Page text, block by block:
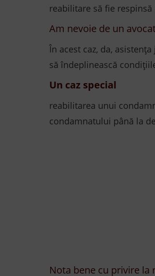
reabilitare să fie
Am nevoie de un
În acest caz, da,
să îndeplinească
Un caz special
reabilitarea unui
condamnatului până la
Nota bene cu privire